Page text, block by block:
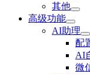
其他
高级功能
AI助理
配
AI
微